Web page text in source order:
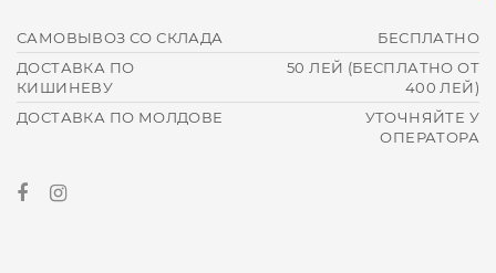
САМОВЫВОЗ СО СКЛАДА
БЕСПЛАТНО
ДОСТАВКА ПО
КИШИНЕВУ
50 ЛЕЙ (БЕСПЛАТНО ОТ
400 ЛЕЙ)
ДОСТАВКА ПО МОЛДОВЕ
УТОЧНЯЙТЕ У
ОПЕРАТОРА